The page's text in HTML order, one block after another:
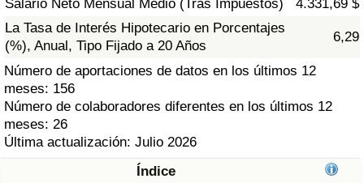
Salario Neto Mensual Medio (Tras Impuestos)
4.331,69 $
La Tasa de Interés Hipotecario en Porcentajes
(%), Anual, Tipo Fijado a 20 Años
6,29
Número de aportaciones de datos en los últimos 12
meses: 156
Número de colaboradores diferentes en los últimos 12
meses: 26
Última actualización: Julio 2026
Índice
Sanidad
Índice de Sanidad (Actual)
Índice de Sanidad
Índice de Sanidad por País